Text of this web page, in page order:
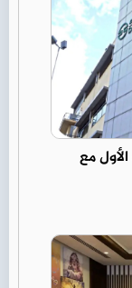
النصف الأول مع